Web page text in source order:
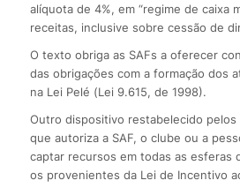
alíquota de 4%, em “regime de caixa
receitas, inclusive sobre cessão de
O texto obriga as SAFs a oferecer
das obrigações com a formação dos
na Lei Pelé (Lei 9.615, de 1998).
Outro dispositivo restabelecido
que autoriza a SAF, o clube ou a
captar recursos em todas as esferas
os provenientes da Lei de Incentivo